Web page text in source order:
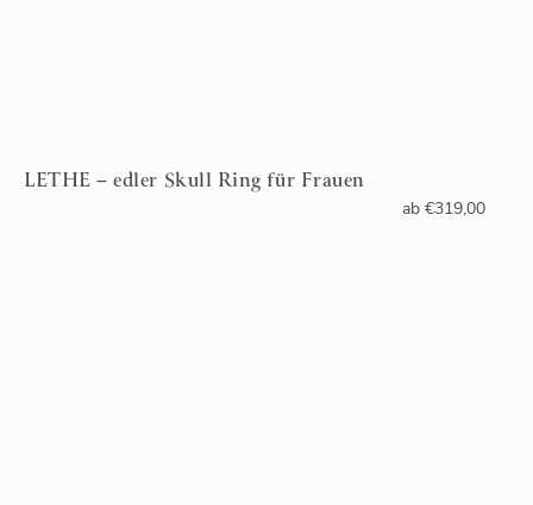
LETHE – edler Skull Ring für Frauen
ab €319,00